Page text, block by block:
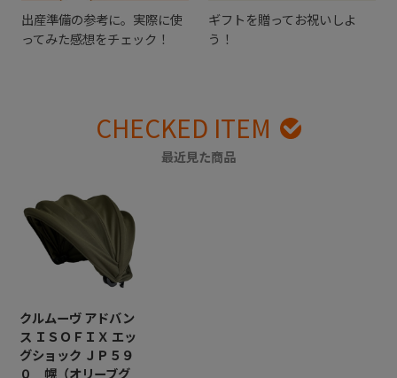
出産準備の参考に。実際に使
ってみた感想をチェック！
ギフトを贈ってお祝いしよ
う！
CHECKED ITEM
最近見た商品
クルムーヴ アドバン
ス ＩＳＯＦＩＸ エッ
グショック ＪＰ５９
０ 幌（オリーブグ